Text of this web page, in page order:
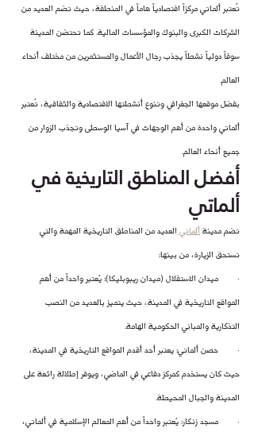
تُعتبر ألماتي مركزاً اقتصادياً هاماً في المنطقة، حيث تضم العديد من
الشركات الكبرى والبنوك والمؤسسات المالية. كما تحتضن المدينة
سوقاً دولياً نشطاً يجذب رجال الأعمال والمستثمرين من مختلف أنحاء
العالم.
بفضل موقعها الجغرافي وتنوع أنشطتها الاقتصادية والثقافية، تُعتبر
ألماتي واحدة من أهم الوجهات في آسيا الوسطى وتجذب الزوار من
جميع أنحاء العالم.
أفضل المناطق التاريخية في
ألماتي
تضم مدينة ألماتي العديد من المناطق التاريخية المهمة والتي
تستحق الزيارة، من بينها:
·        ميدان الاستقلال (ميدان ريبوبليكا): يُعتبر واحداً من أهم
المواقع التاريخية في المدينة، حيث يتميز بالعديد من النصب
التذكارية والمباني الحكومية الهامة.
·        حصن ألماتي: يعتبر أحد أقدم المواقع التاريخية في المدينة،
حيث كان يستخدم كمركز دفاعي في الماضي، ويوفر إطلالة رائعة على
المدينة والجبال المحيطة.
·        مسجد زنكار: يُعتبر واحداً من أهم المعالم الإسلامية في ألماتي،